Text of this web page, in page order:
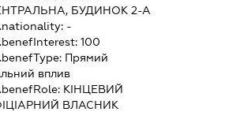
БУДИНОК 2-А
-
100
Прямий
вплив
КІНЦЕВИЙ
ВЛАСНИК